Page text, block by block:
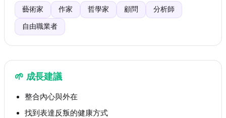
藝術家 作家 哲學家 顧問 分析師
自由職業者
🌱 成長建議
整合內心與外在
找到表達反叛的健康方式